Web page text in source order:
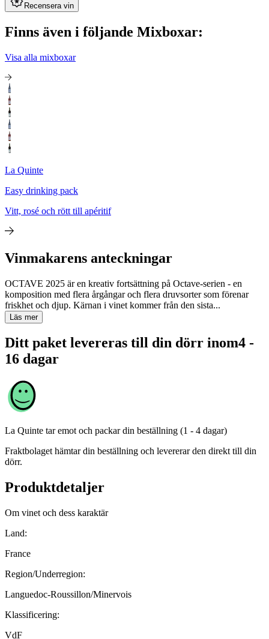
Recensera vin
Finns även i följande Mixboxar:
Visa alla mixboxar
La Quinte
Easy drinking pack
Vitt, rosé och rött till apéritif
Vinmakarens anteckningar
OCTAVE 2025 är en kreativ fortsättning på Octave-serien - en
komposition med flera årgångar och flera druvsorter som förenar
friskhet och djup. Kärnan i vinet kommer från den sista...
Läs mer
Ditt paket levereras till din dörr inom4 -
16 dagar
La Quinte tar emot och packar din beställning (1 - 4 dagar)
Fraktbolaget hämtar din beställning och levererar den direkt till din
dörr.
Produktdetaljer
Om vinet och dess karaktär
Land:
France
Region/Underregion:
Languedoc-Roussillon/Minervois
Klassificering:
VdF